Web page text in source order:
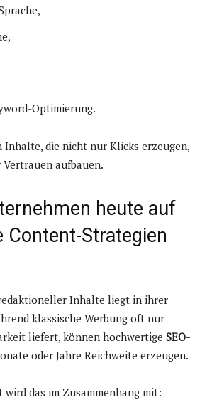
Optimierung.
Inhalte, die nicht nur Klicks erzeugen,
aufbauen.
heute auf
Content-Strategien
Inhalte liegt in ihrer
klassische Werbung oft nur
liefert, können hochwertige SEO-
oder Jahre Reichweite erzeugen.
wird das im Zusammenhang mit: